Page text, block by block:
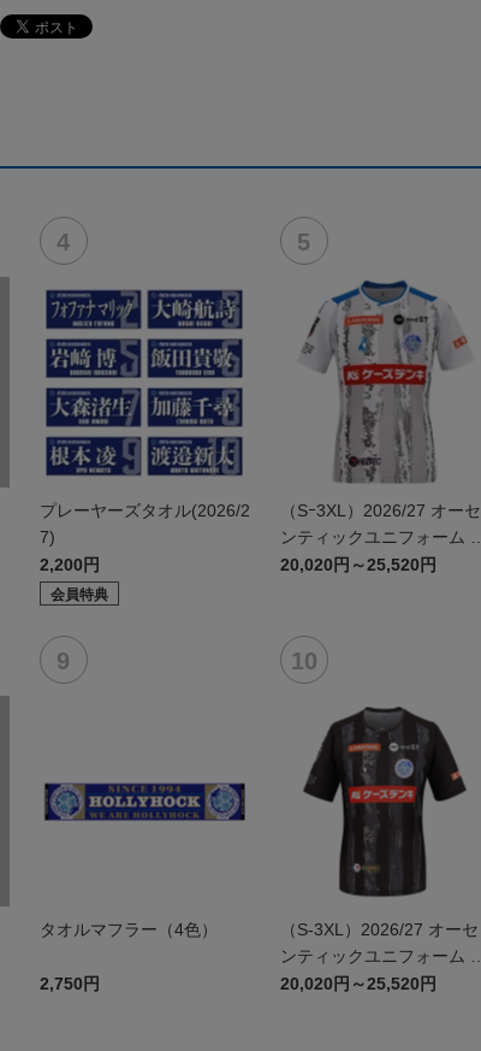
プレーヤーズタオル(2026/2
7)
2,200円
会員特典
（Sｰ3XL）2026/27 オーセ
ンティックユニフォーム F
P 2nd
20,020円～25,520円
タオルマフラー（4色）
2,750円
（S-3XL）2026/27 オーセ
ンティックユニフォーム G
K 2nd
20,020円～25,520円